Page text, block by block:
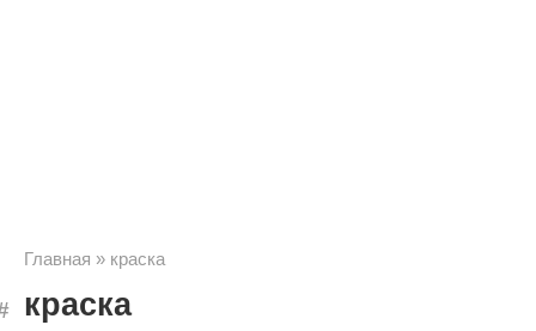
Главная » краска
краска